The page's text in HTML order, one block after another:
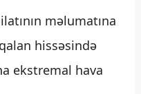
məlumatına
hissəsində
ekstremal hava